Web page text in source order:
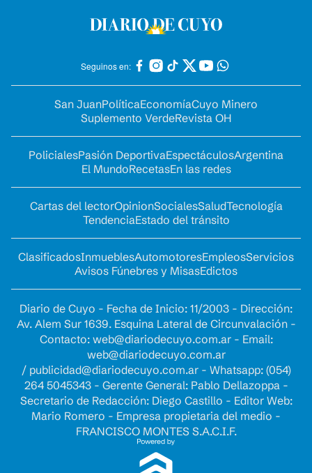
Seguinos en:
San JuanPolíticaEconomíaCuyo Minero
Suplemento VerdeRevista OH
PolicialesPasión DeportivaEspectáculosArgentina
El MundoRecetasEn las redes
Cartas del lectorOpinionSocialesSaludTecnología
TendenciaEstado del tránsito
ClasificadosInmueblesAutomotoresEmpleosServicios
Avisos Fúnebres y MisasEdictos
Diario de Cuyo - Fecha de Inicio: 11/2003 - Dirección:
Av. Alem Sur 1639. Esquina Lateral de Circunvalación -
Contacto: web@diariodecuyo.com.ar- Email:
web@diariodecuyo.com.ar
/ publicidad@diariodecuyo.com.ar- Whatsapp: (054)
264 5045343 - Gerente General: Pablo Dellazoppa -
Secretario de Redacción: Diego Castillo - Editor Web:
Mario Romero - Empresa propietaria del medio -
FRANCISCO MONTES S.A.C.I.F.